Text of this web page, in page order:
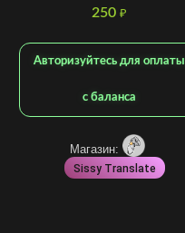
250 ₽
Авторизуйтесь для оплаты
с баланса
Магазин:
Sissy Translate